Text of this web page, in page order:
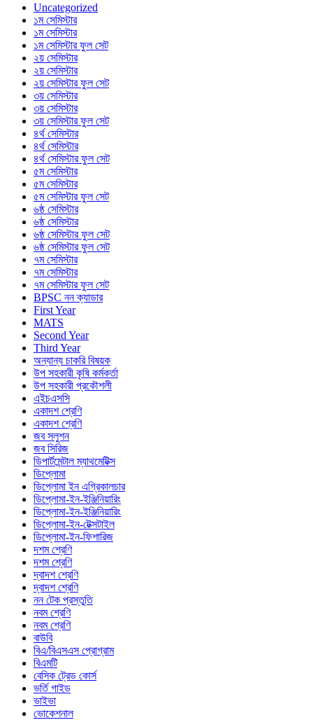
Uncategorized
১ম সেমিস্টার
১ম সেমিস্টার
১ম সেমিস্টার ফুল সেট
২য় সেমিস্টার
২য় সেমিস্টার
২য় সেমিস্টার ফুল সেট
৩য় সেমিস্টার
৩য় সেমিস্টার
৩য় সেমিস্টার ফুল সেট
৪র্থ সেমিস্টার
৪র্থ সেমিস্টার
৪র্থ সেমিস্টার ফুল সেট
৫ম সেমিস্টার
৫ম সেমিস্টার
৫ম সেমিস্টার ফুল সেট
৬ষ্ঠ সেমিস্টার
৬ষ্ঠ সেমিস্টার
৬ষ্ঠ সেমিস্টার ফুল সেট
৬ষ্ঠ সেমিস্টার ফুল সেট
৭ম সেমিস্টার
৭ম সেমিস্টার
৭ম সেমিস্টার ফুল সেট
BPSC নন ক্যাডার
First Year
MATS
Second Year
Third Year
অন্যান্য চাকরি বিষয়ক
উপ সহকারী কৃষি কর্মকর্তা
উপ সহকারী প্রকৌশলী
এইচএসসি
একাদশ শ্রেণি
একাদশ শ্রেণি
জব সলুশন
জব সিরিজ
ডিপার্টমেন্টাল ম্যাথমেটিক্স
ডিপ্লোমা
ডিপ্লোমা ইন এগ্রিকালচার
ডিপ্লোমা-ইন-ইঞ্জিনিয়ারিং
ডিপ্লোমা-ইন-ইঞ্জিনিয়ারিং
ডিপ্লোমা-ইন-টেক্সটাইল
ডিপ্লোমা-ইন-ফিশারিজ
দশম শ্রেণি
দশম শ্রেণি
দ্বাদশ শ্রেণি
দ্বাদশ শ্রেণি
নন টেক প্রস্তুতি
নবম শ্রেণি
নবম শ্রেণি
বাউবি
বিএ/বিএসএস প্রোগ্রাম
বিএমটি
বেসিক ট্রেড কোর্স
ভর্তি গাইড
ভাইভা
ভোকেশনাল